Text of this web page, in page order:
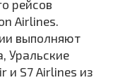
рейсов
Airlines.
выполняют
Уральские
и S7 Airlines из